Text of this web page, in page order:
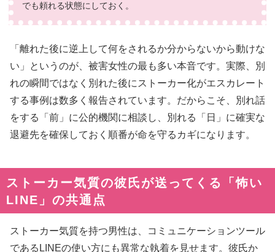
でも頼れる状態にしておく。
「離れた後に逆上して何をされるか分からないから動けな
い」というのが、被害女性の最も多い本音です。実際、別
れの瞬間ではなく別れた後にストーカー化がエスカレート
する事例は数多く報告されています。だからこそ、別れ話
をする「前」に公的機関に相談し、別れる「日」に確実な
退避先を確保しておく順番が命を守るカギになります。
ストーカー気質の彼氏が送ってくる「怖い
LINE」の共通点
ストーカー気質を持つ男性は、コミュニケーションツール
であるLINEの使い方にも異常な執着を見せます。彼氏か